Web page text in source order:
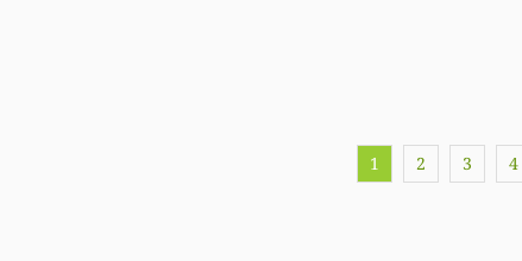
1 2 3 4